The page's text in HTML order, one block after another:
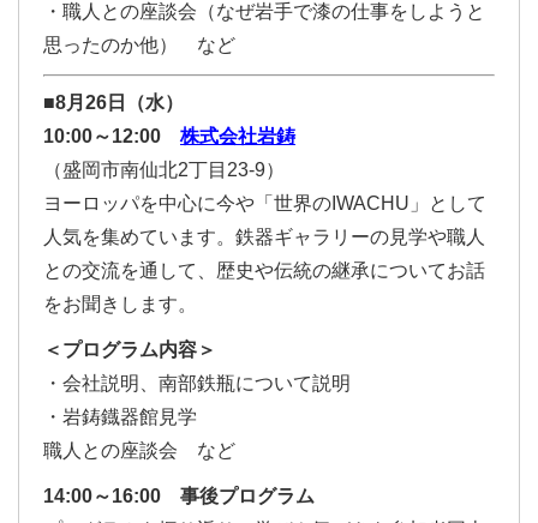
・職人との座談会（なぜ岩手で漆の仕事をしようと
思ったのか他） など
■8月26日（水）
10:00～12:00 株式会社岩鋳
（盛岡市南仙北2丁目23-9）
ヨーロッパを中心に今や「世界のIWACHU」として
人気を集めています。鉄器ギャラリーの見学や職人
との交流を通して、歴史や伝統の継承についてお話
をお聞きします。
＜プログラム内容＞
・会社説明、南部鉄瓶について説明
・岩鋳鐡器館見学
職人との座談会 など
14:00～16:00 事後プログラム